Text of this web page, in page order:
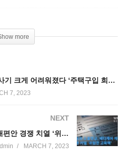
more
미국민 내집 사기 크게 어려워졌다 ‘주택구입 희망자들의 80%나 매입 능력부족’
7, 2023
NEXT
워싱턴 소셜연금, 메디케어 개편안 경쟁 치열 ‘위험한 고육책’
MARCH 7, 2023